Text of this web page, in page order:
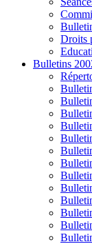
Droits
Bulletins